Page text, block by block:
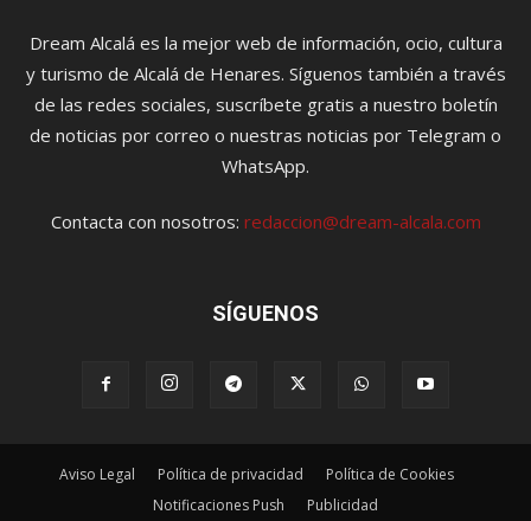
Dream Alcalá es la mejor web de información, ocio, cultura
y turismo de Alcalá de Henares. Síguenos también a través
de las redes sociales, suscríbete gratis a nuestro boletín
de noticias por correo o nuestras noticias por Telegram o
WhatsApp.
Contacta con nosotros: redaccion@dream-alcala.com
SÍGUENOS
Aviso Legal Política de privacidad
Política de Cookies
Notificaciones Push
Publicidad